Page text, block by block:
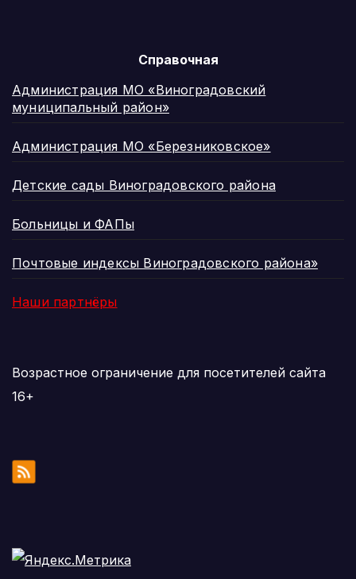
Справочная
Администрация МО «Виноградовский
муниципальный район»
Администрация МО «Березниковское»
Детские сады Виноградовского района
Больницы и ФАПы
Почтовые индексы Виноградовского района»
Наши партнёры
Возрастное ограничение для посетителей сайта
16+